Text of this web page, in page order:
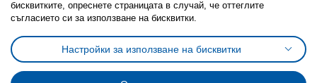
Политика за използване на бисквитки (Cookies)
Избор на настройки за използване на бисквитки
Условия за ползване на ikea.bgОбща политика за личните данни
Политика за защита на личните данни на ikea.bg
Общи условия на програма IKEA Family
бисквитките, опреснете страницата в случай, че оттеглите
съгласието си за използване на бисквитки.
Настройки за използване на бисквитки